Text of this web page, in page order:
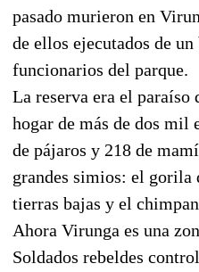
pasado murieron en
de ellos ejecutados de
funcionarios del parque.
La reserva era el paraíso
hogar de más de dos mil
de pájaros y 218 de
grandes simios: el gorila
tierras bajas y el
Ahora Virunga es una
Soldados rebeldes